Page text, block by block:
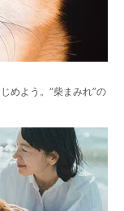
めよう。“柴まみれ”の